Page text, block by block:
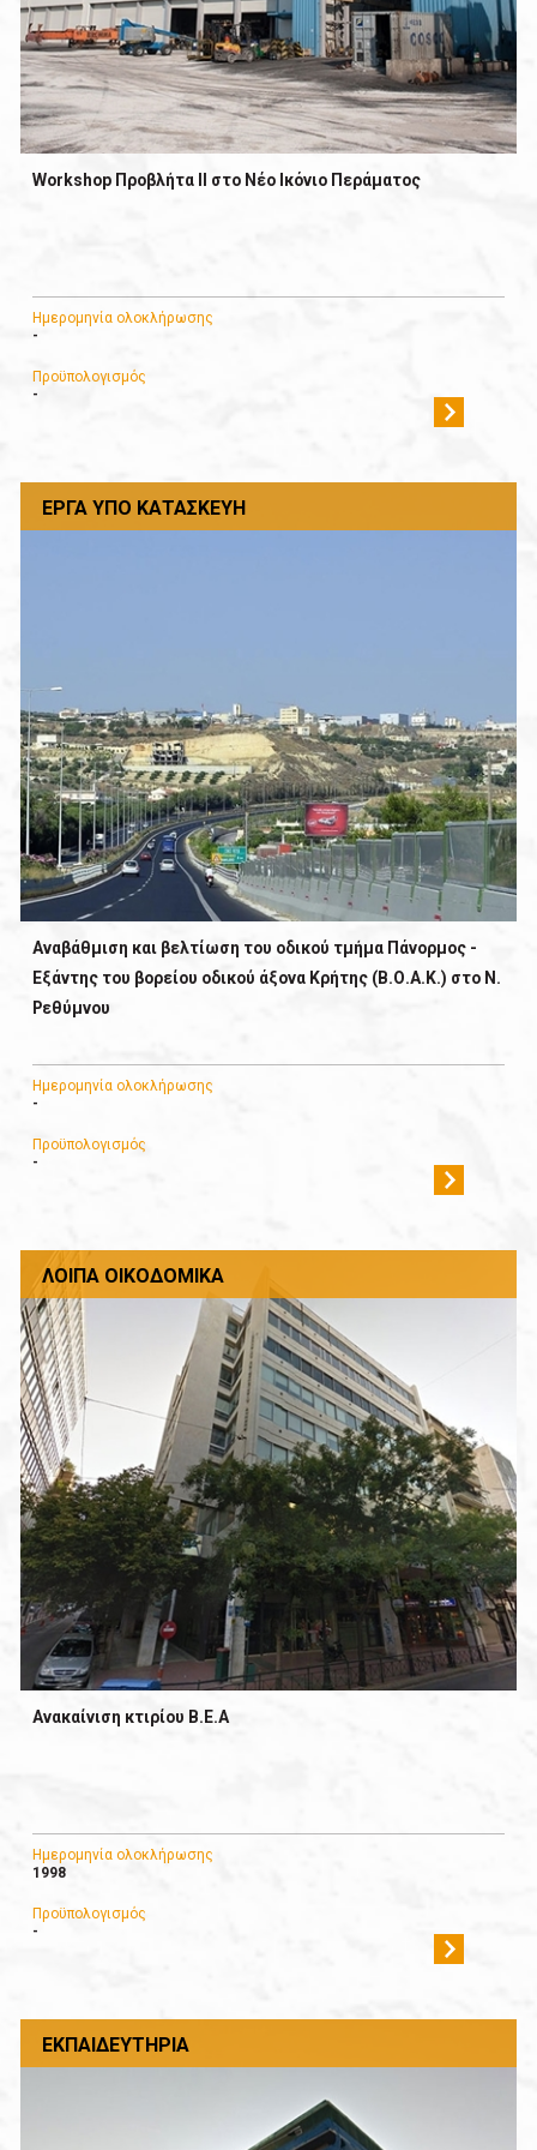
Workshop Προβλήτα ΙΙ στο Νέο Ικόνιο Περάματος
Ημερομηνία ολοκλήρωσης
-
Προϋπολογισμός
-
ΈΡΓΑ ΥΠΌ ΚΑΤΑΣΚΕΥΉ
Αναβάθμιση και βελτίωση του οδικού τμήμα Πάνορμος -
Εξάντης του βορείου οδικού άξονα Κρήτης (Β.Ο.Α.Κ.) στο Ν.
Ρεθύμνου
Ημερομηνία ολοκλήρωσης
-
Προϋπολογισμός
-
ΛΟΙΠΆ ΟΙΚΟΔΟΜΙΚΆ
Ανακαίνιση κτιρίου Β.Ε.Α
Ημερομηνία ολοκλήρωσης
1998
Προϋπολογισμός
-
ΕΚΠΑΙΔΕΥΤΉΡΙΑ